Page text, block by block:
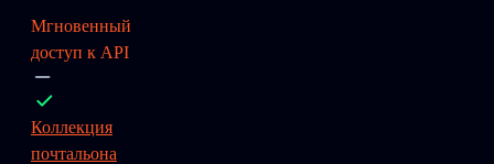
Мгновенный
доступ к API
Коллекция
почтальона